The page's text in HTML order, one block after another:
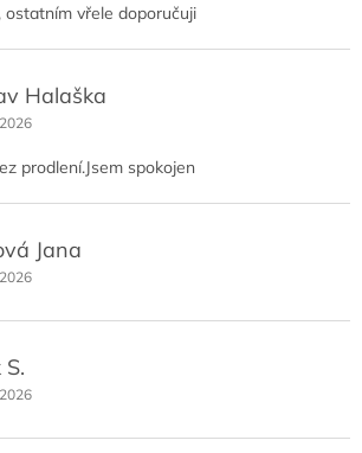
ostatním vřele doporučuji
Halaška
obchodu je 5 z 5 hvězdiček.
prodlení.Jsem spokojen
Jana
obchodu je 5 z 5 hvězdiček.
obchodu je 5 z 5 hvězdiček.